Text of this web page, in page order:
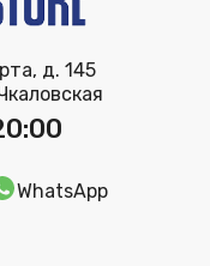
д. 145
WhatsApp